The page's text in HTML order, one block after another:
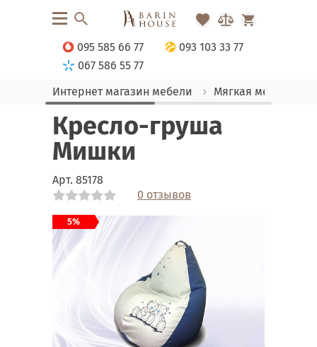
095 585 66 77
093 103 33 77
067 586 55 77
Интернет магазин мебели
Мягкая мебель
Кресло-груша
Мишки
Арт. 85178
0 отзывов
5%
Link